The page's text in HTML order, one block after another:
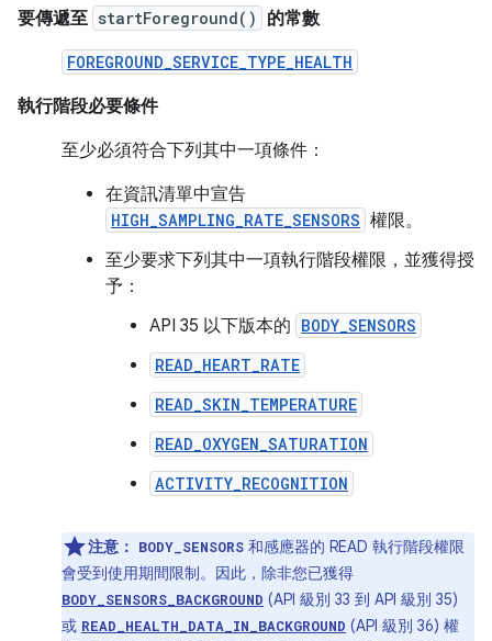
要傳遞至 startForeground() 的常數
FOREGROUND_SERVICE_TYPE_HEALTH
執行階段必要條件
至少必須符合下列其中一項條件：
在資訊清單中宣告
HIGH_SAMPLING_RATE_SENSORS 權限。
至少要求下列其中一項執行階段權限，並獲得授
予：
API 35 以下版本的 BODY_SENSORS
READ_HEART_RATE
READ_SKIN_TEMPERATURE
READ_OXYGEN_SATURATION
ACTIVITY_RECOGNITION
注意： BODY_SENSORS 和感應器的 READ 執行階段權限
會受到使用期間限制。因此，除非您已獲得
BODY_SENSORS_BACKGROUND (API 級別 33 到 API 級別 35)
或 READ_HEALTH_DATA_IN_BACKGROUND (API 級別 36) 權